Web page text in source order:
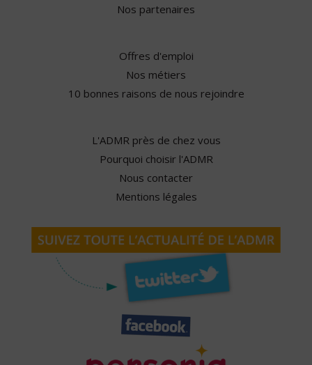
Nos partenaires
Offres d'emploi
Nos métiers
10 bonnes raisons de nous rejoindre
L'ADMR près de chez vous
Pourquoi choisir l'ADMR
Nous contacter
Mentions légales